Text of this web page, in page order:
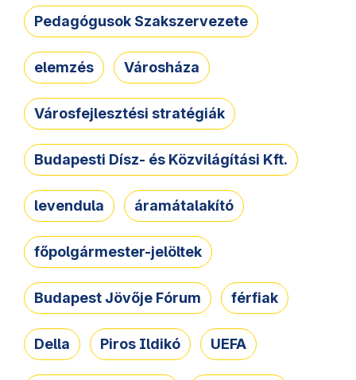
Pedagógusok Szakszervezete
elemzés Városháza
Városfejlesztési stratégiák
Budapesti Dísz- és Közvilágítási Kft.
levendula áramátalakító
főpolgármester-jelöltek
Budapest Jövője Fórum férfiak
Della Piros Ildikó UEFA